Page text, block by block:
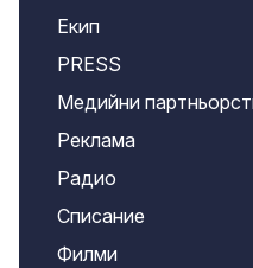
Екип
PRESS
Медийни
Реклама
Радио
Списание
Филми